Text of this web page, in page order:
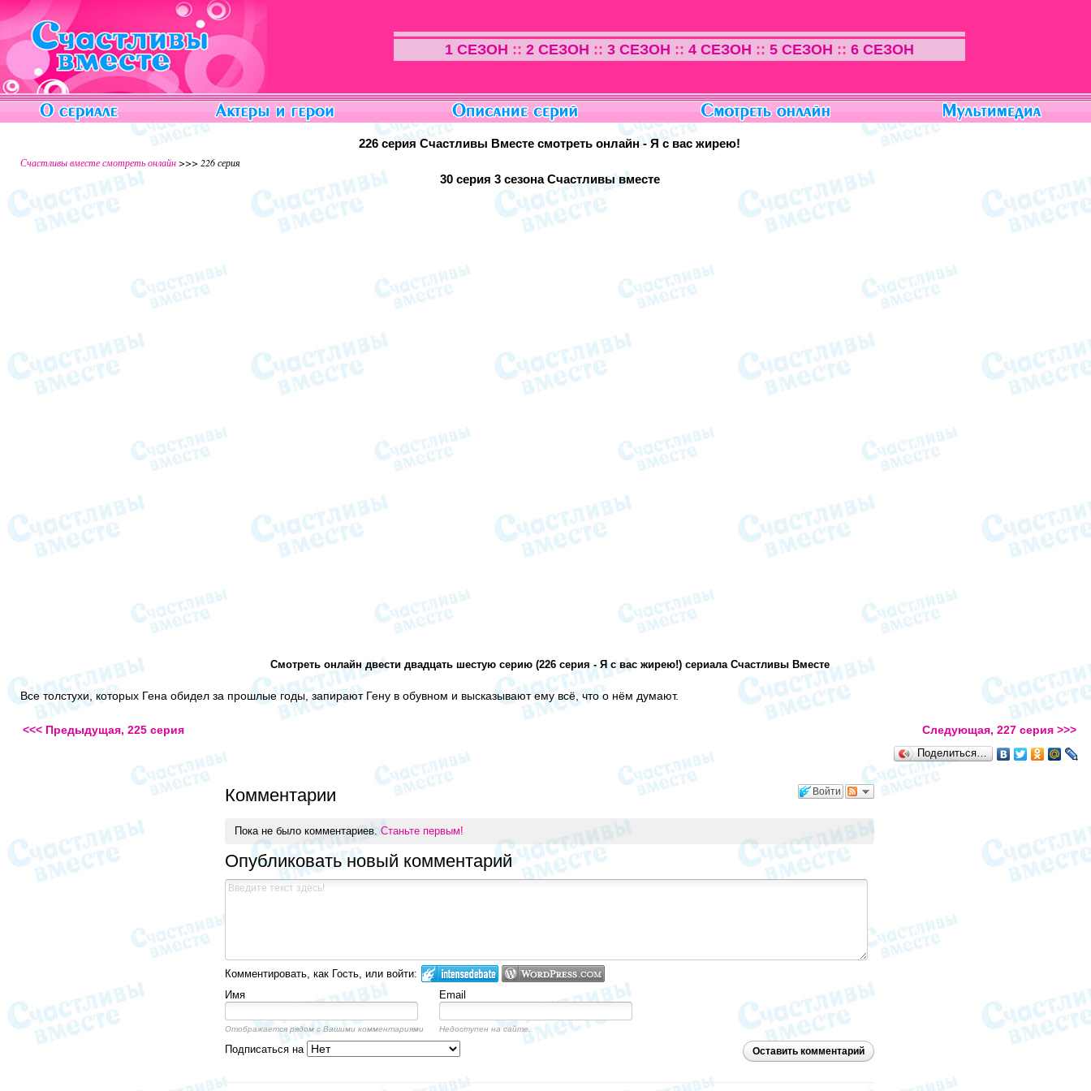
1 СЕЗОН :: 2 СЕЗОН :: 3 СЕЗОН :: 4 СЕЗОН :: 5 СЕЗОН :: 6 СЕЗОН
226 серия Счастливы Вместе смотреть онлайн - Я с вас жирею!
Счастливы вместе смотреть онлайн>>> 226 серия
30 серия 3 сезона Счастливы вместе
Смотреть онлайн двести двадцать шестую серию (226 серия - Я с вас жирею!) сериала Счастливы Вместе
Все толстухи, которых Гена обидел за прошлые годы, запирают Гену в обувном и высказывают ему всё, что о нём думают.
<<< Предыдущая, 225 серия Следующая, 227 серия >>>
Поделиться…
Войти
Комментарии
Пока не было комментариев. Станьте первым!
Опубликовать новый комментарий
Комментировать, как Гость, или войти:
Имя
Email
Отображается рядом с Вашими комментариями Недоступен на сайте.
Оставить комментарий
Подписаться на